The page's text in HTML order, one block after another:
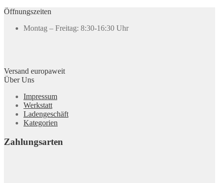
Öffnungszeiten
Montag – Freitag: 8:30-16:30 Uhr
Versand europaweit
Über Uns
Impressum
Werkstatt
Ladengeschäft
Kategorien
Zahlungsarten